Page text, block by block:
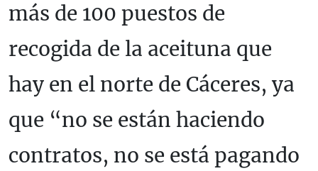
más de 100 puestos de
recogida de la aceituna que
hay en el norte de Cáceres, ya
que “no se están haciendo
contratos, no se está pagando